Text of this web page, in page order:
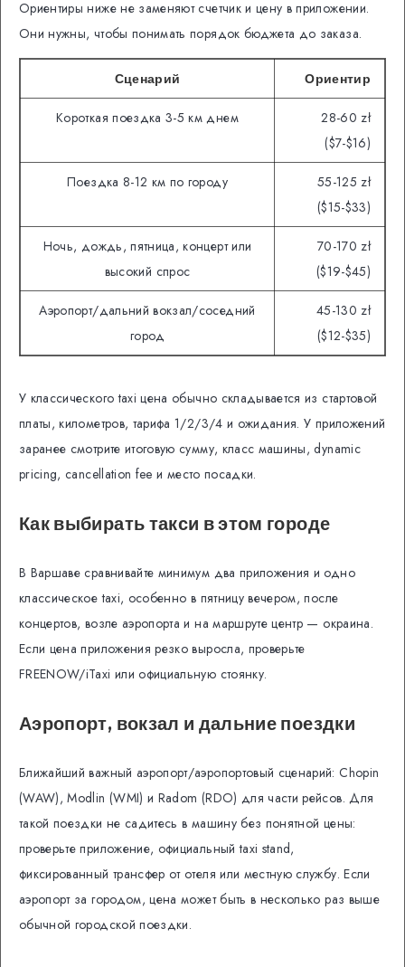
Ориентиры ниже не заменяют счетчик и цену в приложении.
Они нужны, чтобы понимать порядок бюджета до заказа.
Сценарий Ориентир
Короткая поездка 3-5 км днем
28-60 zł
($7-$16)
Поездка 8-12 км по городу
55-125 zł
($15-$33)
Ночь, дождь, пятница, концерт или
высокий спрос
70-170 zł
($19-$45)
Аэропорт/дальний вокзал/соседний
город
45-130 zł
($12-$35)
У классического taxi цена обычно складывается из стартовой
платы, километров, тарифа 1/2/3/4 и ожидания. У приложений
заранее смотрите итоговую сумму, класс машины, dynamic
pricing, cancellation fee и место посадки.
Как выбирать такси в этом городе
В Варшаве сравнивайте минимум два приложения и одно
классическое taxi, особенно в пятницу вечером, после
концертов, возле аэропорта и на маршруте центр — окраина.
Если цена приложения резко выросла, проверьте
FREENOW/iTaxi или официальную стоянку.
Аэропорт, вокзал и дальние поездки
Ближайший важный аэропорт/аэропортовый сценарий: Chopin
(WAW), Modlin (WMI) и Radom (RDO) для части рейсов. Для
такой поездки не садитесь в машину без понятной цены:
проверьте приложение, официальный taxi stand,
фиксированный трансфер от отеля или местную службу. Если
аэропорт за городом, цена может быть в несколько раз выше
обычной городской поездки.